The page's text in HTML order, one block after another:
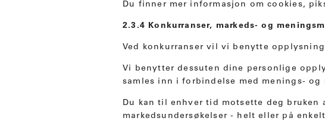
Du finner mer informasjon om cookies,
2.3.4 Konkurranser, markeds- og
Ved konkurranser vil vi benytte
Vi benytter dessuten dine personlige
samles inn i forbindelse med menings- og
Du kan til enhver tid motsette deg
markedsundersøkelser - helt eller på